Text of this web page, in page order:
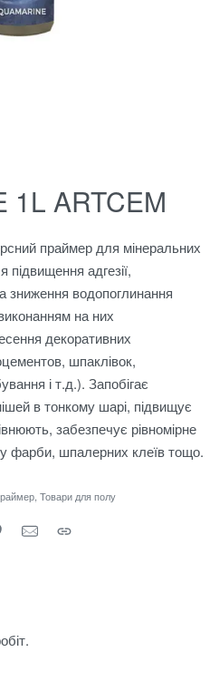
1L ARTCEM
праймер для мінеральних
підвищення адгезії,
зниження водопоглинання
на них
декоративних
шпаклівок,
і т.д.). Запобігає
в тонкому шарі, підвищує
забезпечує рівномірне
фарби, шпалерних клеїв тощо.
, Товари для полу